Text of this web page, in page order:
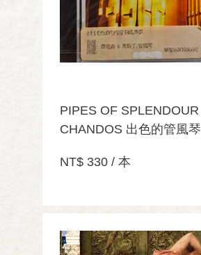
PIPES OF SPLENDOUR
CHANDOS 出色的管風琴
NT$ 330 / 本